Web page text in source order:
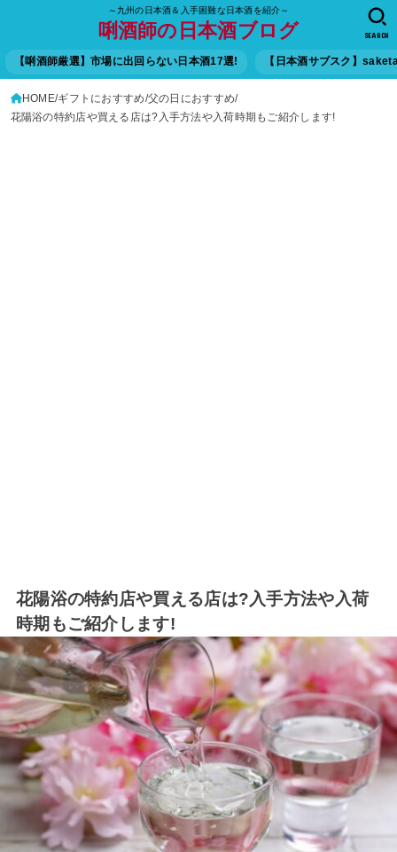
～九州の日本酒＆入手困難な日本酒を紹介～
唎酒師の日本酒ブログ
【唎酒師厳選】市場に出回らない日本酒17選! 【日本酒サブスク】
SEARCH
HOME ギフトにおすすめ 父の日におすすめ
花陽浴の特約店や買える店は?入手方法や入荷時期もご紹介します!
花陽浴の特約店や買える店は?入手方法や入荷
時期もご紹介します!